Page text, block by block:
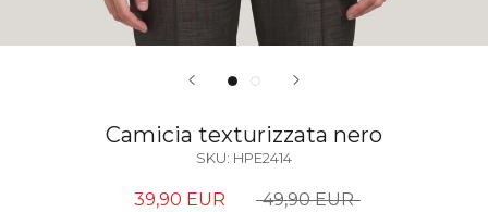
Camicia texturizzata nero
SKU: HPE2414
39,90 EUR 49,90 EUR